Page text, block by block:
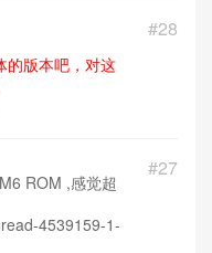
#28
的版本吧，对这
#27
ROM ,感觉超
4539159-1-